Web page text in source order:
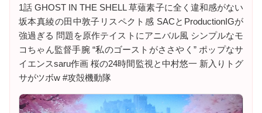
1話 GHOST IN THE SHELL 草薙素子に全く違和感がない
坂本真綾の田中敦子リスペクト感 SACとProductionIGが
強過ぎる 問題を原作テイストにアニバル風 シンプルなモ
コちゃん監督手腕 “私のゴーストがささやく” ポップなサ
イエンスsaru作画 桜の24時間監視と中村悠一 新入りトグ
サがツボw #攻殻機動隊